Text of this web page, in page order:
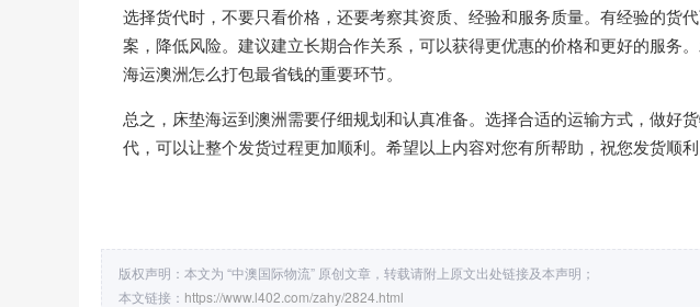
选择货代时，不要只看价格，还要考察其资质、经验和服务质量。有经验的货
案，降低风险。建议建立长期合作关系，可以获得更优惠的价格和更好的服务
海运澳洲怎么打包最省钱的重要环节。
总之，床垫海运到澳洲需要仔细规划和认真准备。选择合适的运输方式，做好
代，可以让整个发货过程更加顺利。希望以上内容对您有所帮助，祝您发货顺利
版权声明：本文为 “中澳国际物流” 原创文章，转载请附上原文出处链接及本声明；
本文链接： https://www.l402.com/zahy/2824.html